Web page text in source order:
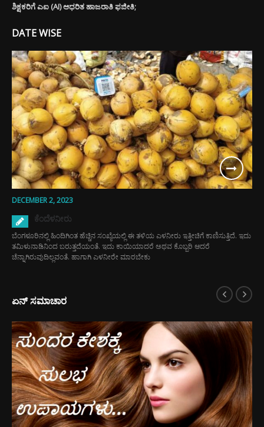
ಶಿಕ್ಷಕರಿಗೆ ಎಐ (AI) ಆಧರಿತ ಹಾಜರಾತಿ ಫಜೀತಿ;
DATE WISE
DECEMBER 2, 2023
ಕೆಂದೆಳನೀರು
ಬೆಂಗಳೂರಿನಲ್ಲಿ ಹಿಂದಿಗಿಂತ ಹೆಚ್ಚಿನ ಸಂಖ್ಯೆಯಲ್ಲಿ ಈ ತಳಿಯ ಎಳನೀರು ಇತ್ತೀಚಿಗೆ ಕಾಣಿಸುತ್ತಿದೆ. ಇದು
ತಮಿಳುನಾಡಿನಿಂದ ಬರುತ್ತದೆಯಂತೆ. ಇದು ಕಾಯಿಯಾದರೆ ಅಥವ ಕೊಬ್ಬರಿ ಆದರೆ
ಚೆನ್ನಾಗಿರುವುದಿಲ್ಲವಂತೆ. ಹಾಗಾಗಿ ಎಳನೀರೇ ಮಾರಬೇಕು
ಏನ್ ಸಮಾಚಾರ